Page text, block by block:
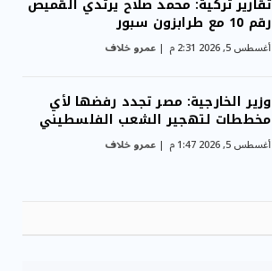
رقم 10 مع طرابزون سبور
أغسطس 5, 2026 2:31 م عمرو خلاف
وزير الخارجية: مصر تجدد رفضها لأي
مخططات لتهجير الشعب الفلسطيني
أغسطس 5, 2026 1:47 م عمرو خلاف